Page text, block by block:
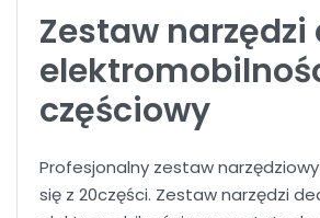
Zestaw narzędzi
częściowy
Profesjonalny zestaw
się z 20części. Zestaw narzędzi